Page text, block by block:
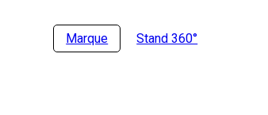
Marque Stand 360°